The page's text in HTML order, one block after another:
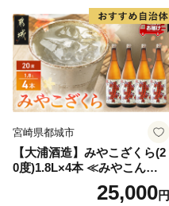
宮崎県都城市
【大浦酒造】みやこざくら(2
0度)1.8L×4本 ≪みやこんじょ
特急便≫_AD-077125,000円